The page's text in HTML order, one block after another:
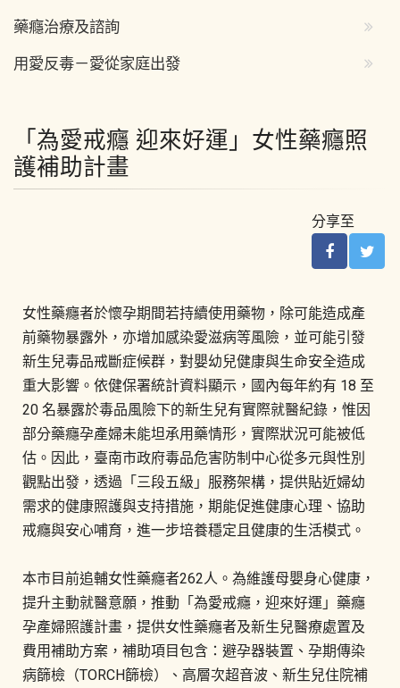
藥癮治療及諮詢
用愛反毒－愛從家庭出發
「為愛戒癮 迎來好運」女性藥癮照
護補助計畫
分享至
女性藥癮者於懷孕期間若持續使用藥物，除可能造成產
前藥物暴露外，亦增加感染愛滋病等風險，並可能引發
新生兒毒品戒斷症候群，對嬰幼兒健康與生命安全造成
重大影響。依健保署統計資料顯示，國內每年約有 18 至
20 名暴露於毒品風險下的新生兒有實際就醫紀錄，惟因
部分藥癮孕產婦未能坦承用藥情形，實際狀況可能被低
估。因此，臺南市政府毒品危害防制中心從多元與性別
觀點出發，透過「三段五級」服務架構，提供貼近婦幼
需求的健康照護與支持措施，期能促進健康心理、協助
戒癮與安心哺育，進一步培養穩定且健康的生活模式。
本市目前追輔女性藥癮者262人。為維護母嬰身心健康，
提升主動就醫意願，推動「為愛戒癮，迎來好運」藥癮
孕產婦照護計畫，提供女性藥癮者及新生兒醫療處置及
費用補助方案，補助項目包含：避孕器裝置、孕期傳染
病篩檢（TORCH篩檢）、高層次超音波、新生兒住院補